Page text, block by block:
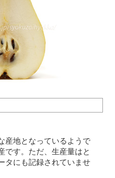
産地となっているようで
です。ただ、生産量はと
タにも記録されていませ